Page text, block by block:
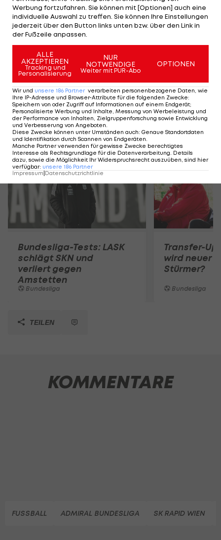
fliegen!"
Bundesliga
erstmals auf
Österreicher-Topf
Bundesliga
Mehr zum Thema
Bundesliga-Tests: LASK
schlägt SKN und
verliert gegen
Amstetten
Bundesliga
Transfer-
wird neuer
Stürmer?
Bundesliga
TEILEN
KOMMENTARE
FUSSBALL ADMIRAL BUNDESLIGA SK RAPID WIEN
Werbung fortzufahren. Sie können mit [Optionen] auch eine
individuelle Auswahl zu treffen. Sie können Ihre Einstellungen
jederzeit über den Button links unten bzw. über den Link in
der Fußzeile anpassen.
ALLE
AKZEPTIEREN
Tracking und
Personalisierung
NUR
NOTWENDIGE
Weiter mit PUR-Abo
OPTIONEN
Wir und unsere 186 Partner verarbeiten personenbezogene Daten, wie
Ihre IP-Adresse und Browser-Attribute für die folgenden Zwecke:
Speichern von oder Zugriff auf Informationen auf einem Endgerät;
Personalisierte Werbung und Inhalte, Messung von Werbeleistung und
der Performance von Inhalten, Zielgruppenforschung sowie Entwicklung
und Verbesserung von Angeboten
Diese Zwecke können unter Umständen auch: Genaue Standortdaten
und Identifikation durch Scannen von Endgeräten
Manche Partner verwenden für gewisse Zwecke berechtigtes
Interesse als Rechtsgrundlage für die Datenverarbeitung. Details
dazu, sowie die Möglichkeit Ihr Widerspruchsrecht auszuüben, sind hier
verfügbar: unsere 186 Partner
Impressum|Datenschutzrichtlinie